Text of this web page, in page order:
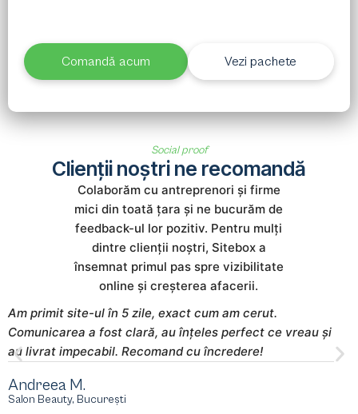
Comandă acum Vezi pachete
Social proof
Clienții noștri ne recomandă
Colaborăm cu antreprenori și firme
mici din toată țara și ne bucurăm de
feedback-ul lor pozitiv. Pentru mulți
dintre clienții noștri, Sitebox a
însemnat primul pas spre vizibilitate
online și creșterea afacerii.
Am primit site-ul în 5 zile, exact cum am cerut.
Comunicarea a fost clară, au înțeles perfect ce vreau și
au livrat impecabil. Recomand cu încredere!
Andreea M.
Salon Beauty, București